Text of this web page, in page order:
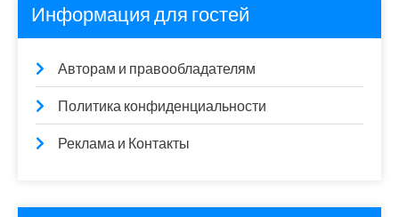
Информация для гостей
Авторам и правообладателям
Политика конфиденциальности
Реклама и Контакты